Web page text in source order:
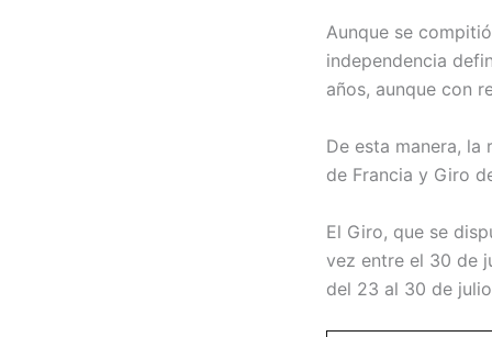
Aunque se
independencia
años, aunque con
De esta manera, la
de Francia y Giro
El Giro, que se
vez entre el 30 de
del 23 al 30 de